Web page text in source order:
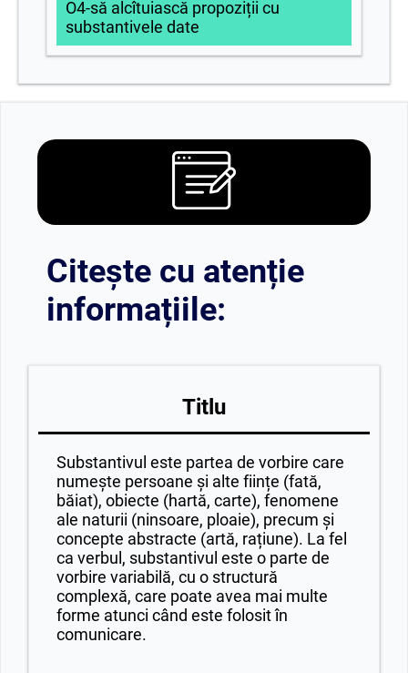
O4-să alcîtuiască propoziții cu
substantivele date
Citește cu atenție
informațiile:
Titlu
Substantivul este partea de vorbire care
numește persoane și alte ființe (fată,
băiat), obiecte (hartă, carte), fenomene
ale naturii (ninsoare, ploaie), precum și
concepte abstracte (artă, rațiune). La fel
ca verbul, substantivul este o parte de
vorbire variabilă, cu o structură
complexă, care poate avea mai multe
forme atunci când este folosit în
comunicare.